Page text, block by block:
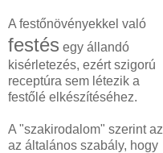
A festőnövényekkel való
festés egy állandó
kisérletezés, ezért szigorú
receptúra sem létezik a
festőlé elkészítéséhez.
A "szakirodalom" szerint az
az általános szabály, hogy